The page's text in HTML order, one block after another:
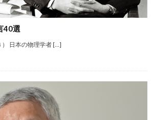
40選
日本の物理学者 […]